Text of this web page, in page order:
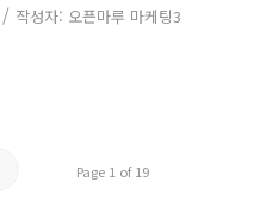
/ 작성자: 오픈마루 마케팅3
Page 1 of 19